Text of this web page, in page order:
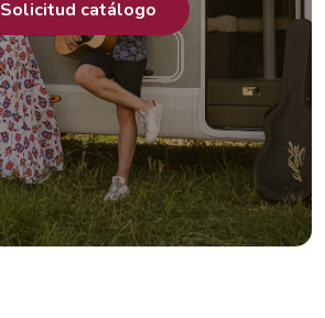
Solicitud catálogo